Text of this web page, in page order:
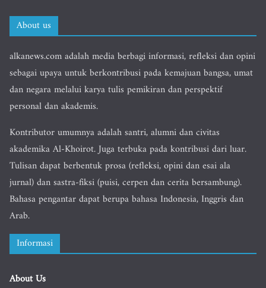
About us
alkanews.com adalah media berbagi informasi, refleksi dan opini
sebagai upaya untuk berkontribusi pada kemajuan bangsa, umat
dan negara melalui karya tulis pemikiran dan perspektif
personal dan akademis.
Kontributor umumnya adalah santri, alumni dan civitas
akademika Al-Khoirot. Juga terbuka pada kontribusi dari luar.
Tulisan dapat berbentuk prosa (refleksi, opini dan esai ala
jurnal) dan sastra-fiksi (puisi, cerpen dan cerita bersambung).
Bahasa pengantar dapat berupa bahasa Indonesia, Inggris dan
Arab.
Informasi
About Us